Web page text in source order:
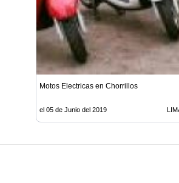
Motos Electricas en Chorrillos
el 05 de Junio del 2019